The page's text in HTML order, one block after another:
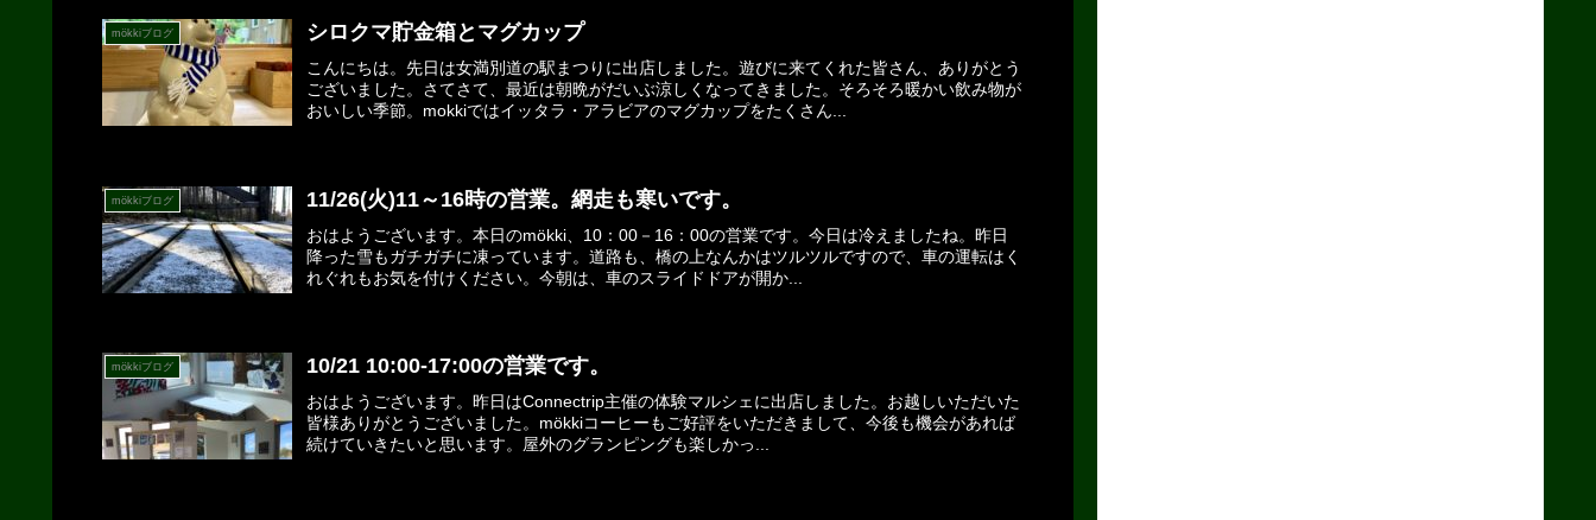
mökkiブログ シロクマ貯金箱とマグカップ
こんにちは。先日は女満別道の駅まつりに出店しました。遊びに来てくれた皆さん、ありがとう
ございました。さてさて、最近は朝晩がだいぶ涼しくなってきました。そろそろ暖かい飲み物が
おいしい季節。mokkiではイッタラ・アラビアのマグカップをたくさん...
mökkiブログ 11/26(火)11～16時の営業。網走も寒いです。
おはようございます。本日のmökki、10：00－16：00の営業です。今日は冷えましたね。昨日
降った雪もガチガチに凍っています。道路も、橋の上なんかはツルツルですので、車の運転はく
れぐれもお気を付けください。今朝は、車のスライドドアが開か...
mökkiブログ 10/21 10:00-17:00の営業です。
おはようございます。昨日はConnectrip主催の体験マルシェに出店しました。お越しいただいた
皆様ありがとうございました。mökkiコーヒーもご好評をいただきまして、今後も機会があれば
続けていきたいと思います。屋外のグランピングも楽しかっ...